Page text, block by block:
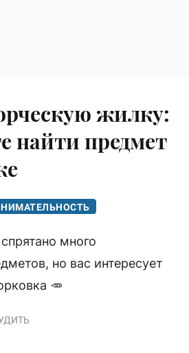
жилку:
найти предмет
много
но вас интересует
🥕